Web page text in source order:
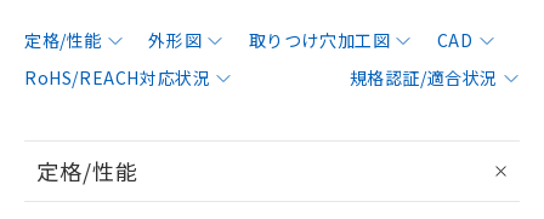
定格/性能 外形図 取りつけ穴加工図
CAD
RoHS/REACH対応状況
規格認証/適合状況
定格/性能